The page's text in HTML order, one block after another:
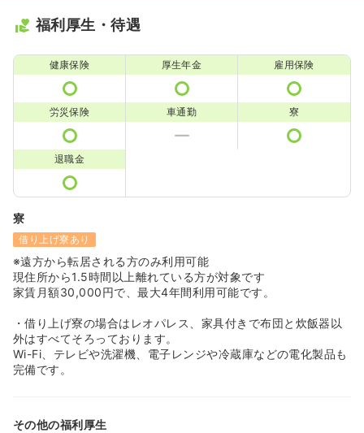
福利厚生・待遇
健康保険 厚生年金 雇用保険
労災保険 車通勤 寮
退職金
寮
借り上げ寮あり
※遠方から転居される方のみ利用可能
現住所から1.5時間以上離れている方が対象です
家賃月額30,000円で、最大4年間利用可能です。
・借り上げ寮の場合はレオパレス、家具付きで布団と炊飯器以
外はすべてそろっております。
Wi-Fi、テレビや洗濯機、電子レンジや冷蔵庫などの電化製品も
完備です。
その他の福利厚生